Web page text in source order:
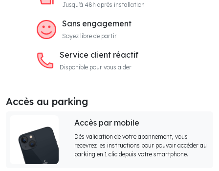
Jusqu'à 48h après installation
Sans engagement
Soyez libre de partir
Service client réactif
Disponible pour vous aider
Accès au parking
Accès par mobile
Dès validation de votre abonnement, vous
recevrez les instructions pour pouvoir accéder au
parking en 1 clic depuis votre smartphone.